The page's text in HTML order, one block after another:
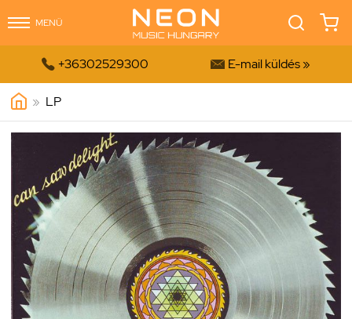
MENÜ
 +36302529300  E-mail küldés »
» LP